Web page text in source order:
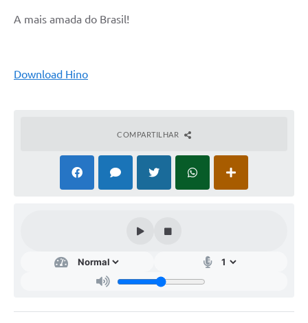
Departamentos
LOGRADOUROS
A mais amada do Brasil!
Download Hino
COMPARTILHAR